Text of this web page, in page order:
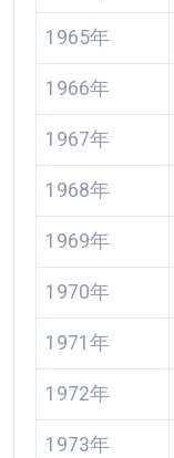
1965年
1966年
1967年
1968年
1969年
1970年
1971年
1972年
1973年